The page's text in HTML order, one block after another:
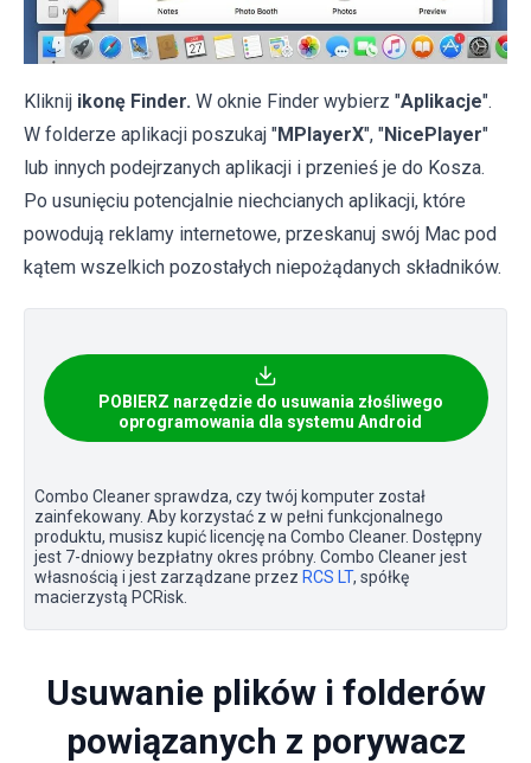
Kliknij ikonę Finder. W oknie Finder wybierz "Aplikacje".
W folderze aplikacji poszukaj "MPlayerX", "NicePlayer"
lub innych podejrzanych aplikacji i przenieś je do Kosza.
Po usunięciu potencjalnie niechcianych aplikacji, które
powodują reklamy internetowe, przeskanuj swój Mac pod
kątem wszelkich pozostałych niepożądanych składników.
POBIERZ narzędzie do usuwania złośliwego
oprogramowania dla systemu Android
Combo Cleaner sprawdza, czy twój komputer został
zainfekowany. Aby korzystać z w pełni funkcjonalnego
produktu, musisz kupić licencję na Combo Cleaner. Dostępny
jest 7-dniowy bezpłatny okres próbny. Combo Cleaner jest
własnością i jest zarządzane przez RCS LT, spółkę
macierzystą PCRisk.
Usuwanie plików i folderów
powiązanych z porywacz